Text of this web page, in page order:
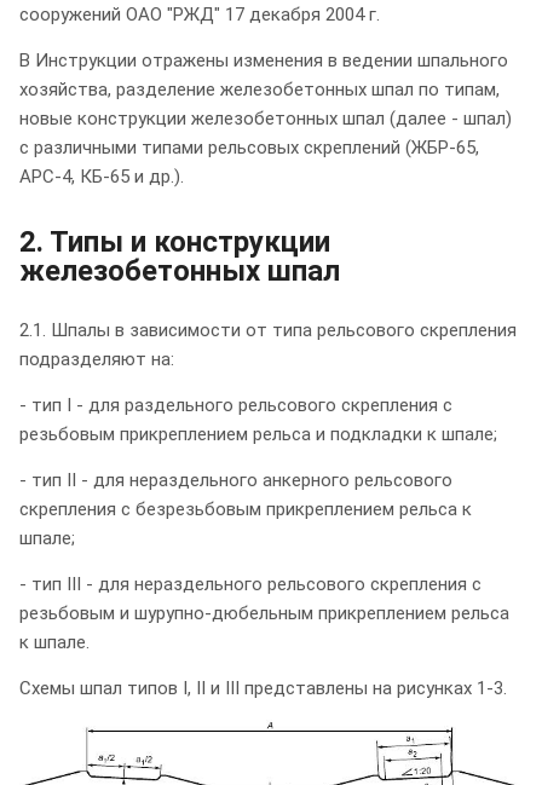
сооружений ОАО "РЖД" 17 декабря 2004 г.
В Инструкции отражены изменения в ведении шпального
хозяйства, разделение железобетонных шпал по типам,
новые конструкции железобетонных шпал (далее - шпал)
с различными типами рельсовых скреплений (ЖБР-65,
АРС-4, КБ-65 и др.).
2. Типы и конструкции
железобетонных шпал
2.1. Шпалы в зависимости от типа рельсового скрепления
подразделяют на:
- тип I - для раздельного рельсового скрепления с
резьбовым прикреплением рельса и подкладки к шпале;
- тип II - для нераздельного анкерного рельсового
скрепления с безрезьбовым прикреплением рельса к
шпале;
- тип III - для нераздельного рельсового скрепления с
резьбовым и шурупно-дюбельным прикреплением рельса
к шпале.
Схемы шпал типов I, II и III представлены на рисунках 1-3.